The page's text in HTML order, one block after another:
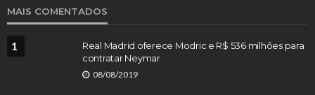
MAIS COMENTADOS
1
Real Madrid oferece Modric e R$ 536 milhões para
contratar Neymar
08/08/2019